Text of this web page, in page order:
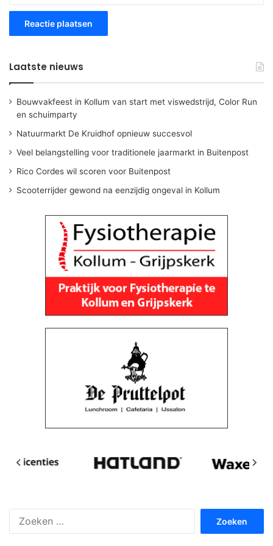
Laatste nieuws
Bouwvakfeest in Kollum van start met viswedstrijd, Color Run
en schuimparty
Natuurmarkt De Kruidhof opnieuw succesvol
Veel belangstelling voor traditionele jaarmarkt in Buitenpost
Rico Cordes wil scoren voor Buitenpost
Scooterrijder gewond na eenzijdig ongeval in Kollum